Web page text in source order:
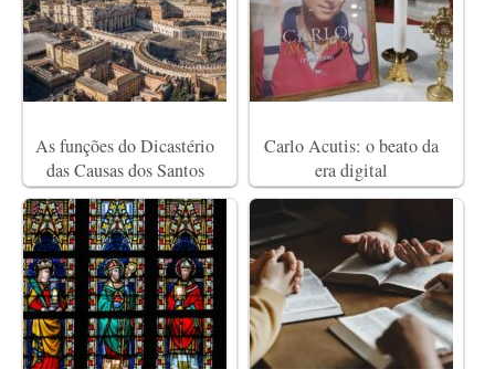
As funções do Dicastério
das Causas dos Santos
Carlo Acutis: o beato da
era digital